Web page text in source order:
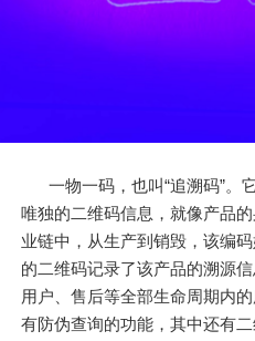
一物一码，也叫“追溯码”。
唯独的二维码信息，就像产品
业链中，从生产到销毁，该编
的二维码记录了该产品的溯源
用户、售后等全部生命周期内
有防伪查询的功能，其中还有